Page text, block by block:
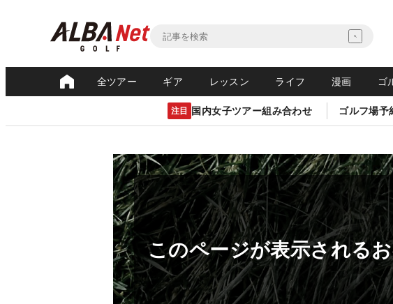
全ツアー ギア レッスン ライフ 漫画 ゴ
注目 国内女子ツアー組み合わせ ゴルフ場予
このページが表示される